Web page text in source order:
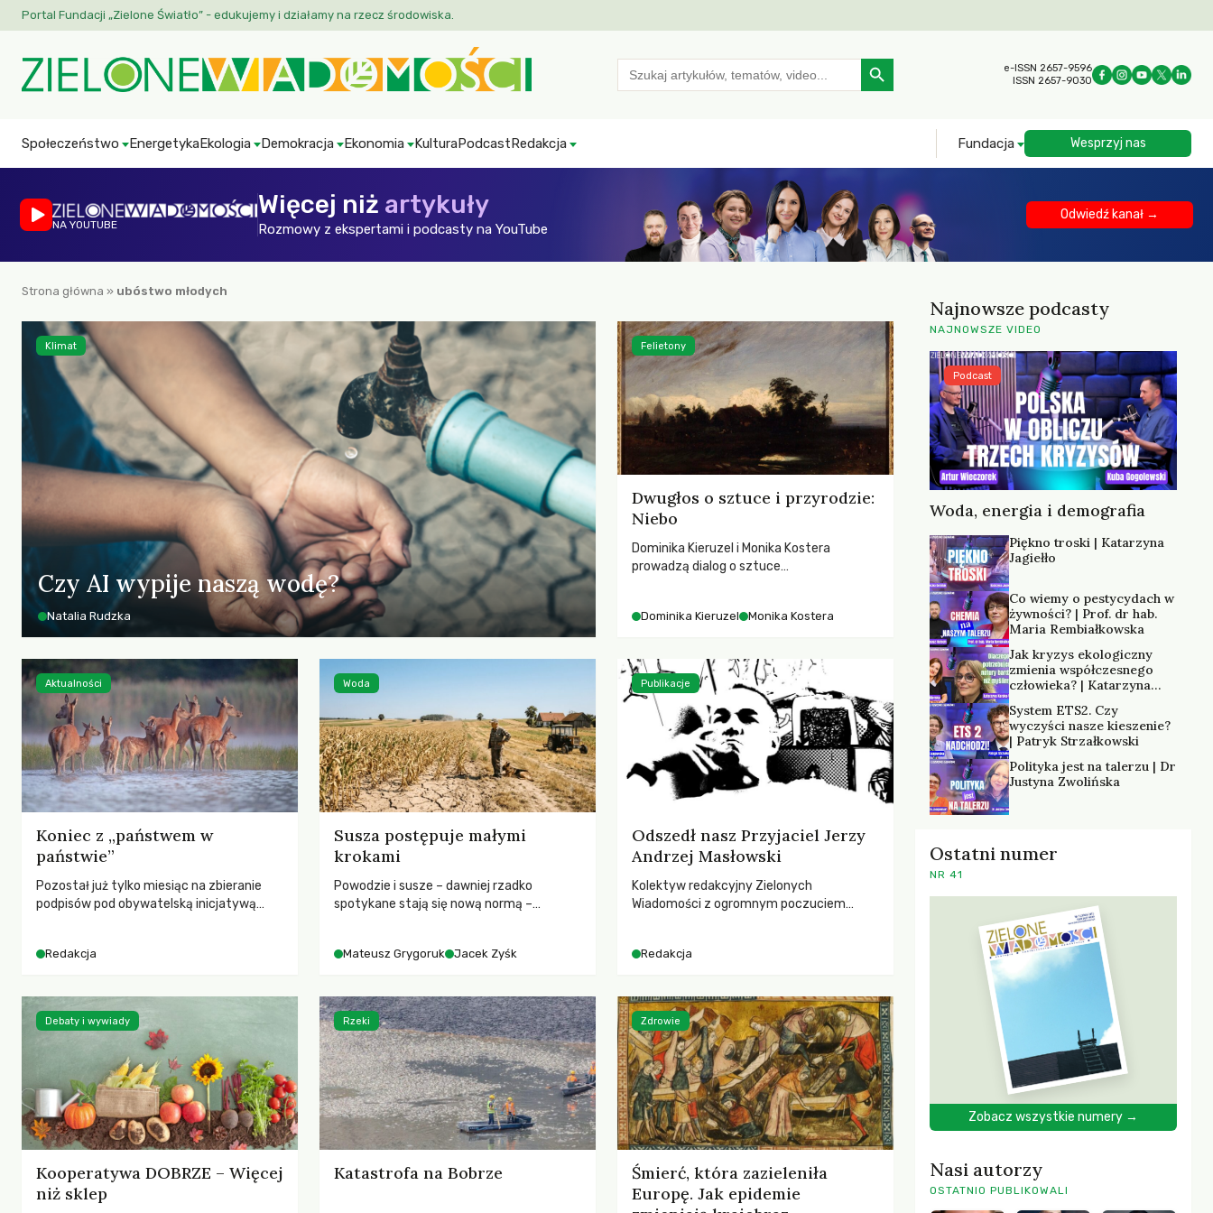
Portal Fundacji „Zielone Światło” - edukujemy i działamy na rzecz środowiska.
Search
for:
Search Button
e-ISSN 2657-9596
ISSN 2657-9030
Społeczeństwo EnergetykaEkologia Demokracja Ekonomia KulturaPodcastRedakcja Fundacja Wesprzyj nas
NA YOUTUBE
Więcej niż artykuły
Rozmowy z ekspertami i podcasty na YouTube
Odwiedź kanał →
Strona główna » ubóstwo młodych
Czy AI wypije naszą wodę?
Natalia Rudzka
Klimat
Dwugłos o sztuce i przyrodzie:
Niebo
Dominika Kieruzel i Monika Kostera
prowadzą dialog o sztuce
wrażliwość, odczuwanie przestrzeni oraz
Dominika Kieruzel Monika Kostera
Felietony
Koniec z „państwem w
państwie”
Pozostał już tylko miesiąc na zbieranie
podpisów pod obywatelską inicjatywą
pełną mobilizację, ponieważ projekt
rozwiązania dla przyrody i zwierząt,
radykalnie zmieniając dotychczasowy
paradygmat funkcjonowania łowiectwa w
Polsce.
Redakcja
Aktualności
Susza postępuje małymi
krokami
Powodzie i susze – dawniej rzadko
spotykane stają się nową normą –
SGGW.
Mateusz Grygoruk Jacek Zyśk
Woda
Odszedł nasz Przyjaciel Jerzy
Andrzej Masłowski
Kolektyw redakcyjny Zielonych
Wiadomości z ogromnym poczuciem
kochanego Opiekuna, Mecenasa i Mentora.
Redakcja
Publikacje
Kooperatywa DOBRZE – Więcej
niż sklep
Debaty i wywiady
Katastrofa na Bobrze
Rzeki
Śmierć, która zazieleniła
Europę. Jak epidemie
Zdrowie
Najnowsze podcasty
NAJNOWSZE VIDEO
Woda, energia i demografia
Podcast
Piękno troski | Katarzyna
Jagiełło
Co wiemy o pestycydach w
żywności? | Prof. dr hab.
Maria Rembiałkowska
Jak kryzys ekologiczny
zmienia współczesnego
człowieka? | Katarzyna
System ETS2. Czy
wyczyści nasze kieszenie?
| Patryk Strzałkowski
Polityka jest na talerzu | Dr
Justyna Zwolińska
Ostatni numer
NR 41
Zobacz wszystkie numery →
Nasi autorzy
OSTATNIO PUBLIKOWALI